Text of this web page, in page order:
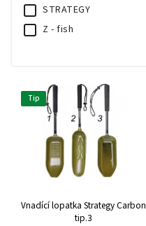
STRATEGY
Z - fish
Tip
Vnadící lopatka Strategy Carbon
tip.3